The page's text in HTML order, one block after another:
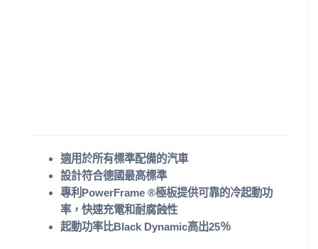
適用於所有標準配備的汽車
設計符合德國最高標準
專利PowerFrame ®極板提供可靠的冷起動功
率，快速充電和耐腐蝕性
起動功率比Black Dynamic高出25％